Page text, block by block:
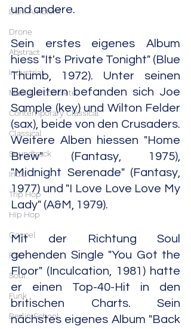
Dark Ambient
Drone
Abstract
Industrial
Musique concrète
Contemporary Classical
Classical
Soundtrack
India
Trip Hop
Hip Hop
Gospel
R&B
Soul
Funk
Berlin School
und andere.
Sein erstes eigenes Album
hiess "It's Private Tonight" (Blue
Thumb, 1972). Unter seinen
Begleitern befanden sich Joe
Sample (key) und Wilton Felder
(sax), beide von den Crusaders.
Weitere Alben hiessen "Home
Brew" (Fantasy, 1975),
"Midnight Serenade" (Fantasy,
1977) und "I Love Love Love My
Lady" (A&M, 1979).
Mit der Richtung Soul
gehenden Single "You Got the
Floor" (Inculcation, 1981) hatte
er einen Top-40-Hit in den
britischen Charts. Sein
nächstes eigenes Album "Back